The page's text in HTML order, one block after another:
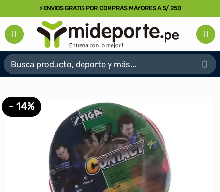
al
contenido
⚡ENVIOS GRATIS POR COMPRAS MAYORES A S/ 250
Buscar
por:
- 14%